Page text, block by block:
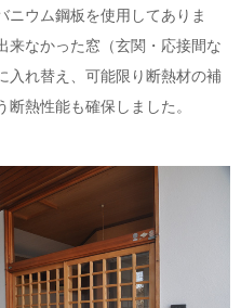
ニウム鋼板を使用してありま
来なかった窓（玄関・応接間な
入れ替え、可能限り断熱材の補
熱性能も確保しました。